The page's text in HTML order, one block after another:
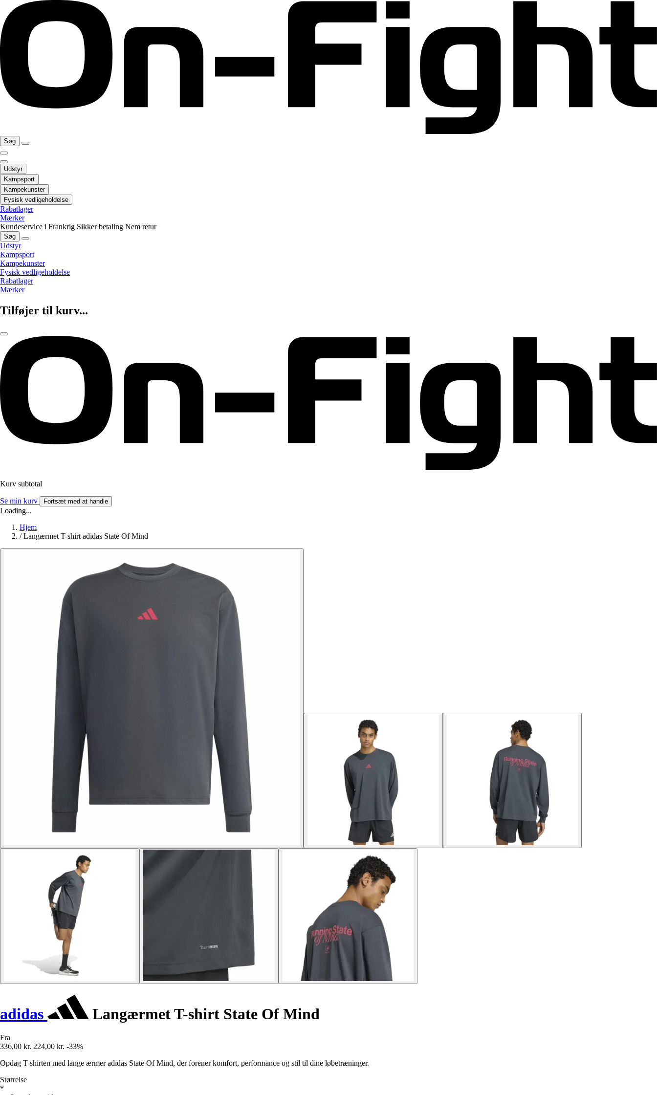
Søg
Udstyr
Kampsport
Kampekunster
Fysisk vedligeholdelse
Rabatlager
Mærker
Kundeservice i Frankrig Sikker betaling Nem retur
Søg
Udstyr
Kampsport
Kampekunster
Fysisk vedligeholdelse
Rabatlager
Mærker
Tilføjer til kurv...
Kurv subtotal
Se min kurv Fortsæt med at handle
Loading...
Hjem
/ Langærmet T-shirt adidas State Of Mind
adidas Langærmet T-shirt State Of Mind
Fra
336,00 kr. 224,00 kr. -33%
Opdag T-shirten med lange ærmer adidas State Of Mind, der forener komfort, performance og stil til dine løbetræninger.
Størrelse
*